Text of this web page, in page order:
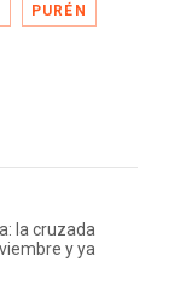
PURÉN
la cruzada
y ya